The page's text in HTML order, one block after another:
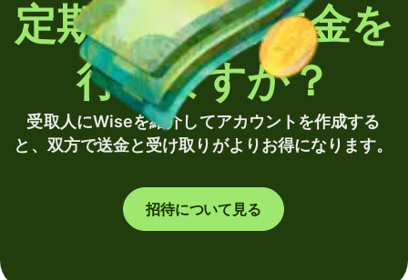
定期的に海外送金を
行いますか？
受取人にWiseを紹介してアカウントを作成する
と、双方で送金と受け取りがよりお得になります。
招待について見る